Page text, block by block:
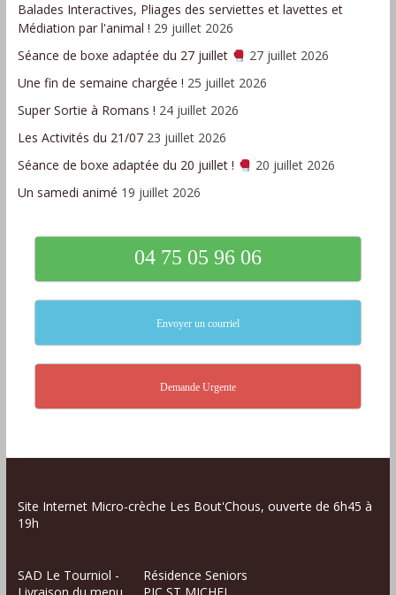
Balades Interactives, Pliages des serviettes et lavettes et
Médiation par l'animal ! 29 juillet 2026
Séance de boxe adaptée du 27 juillet
27 juillet 2026
Une fin de semaine chargée ! 25 juillet 2026
Super Sortie à Romans ! 24 juillet 2026
Les Activités du 21/07 23 juillet 2026
Séance de boxe adaptée du 20 juillet !
20 juillet 2026
Un samedi animé 19 juillet 2026
04 75 05 96 06
Envoyer un courriel
Demande Urgente
Site Internet Micro-crèche Les Bout'Chous, ouverte de 6h45 à
19h
SAD Le Tourniol -
Résidence Seniors